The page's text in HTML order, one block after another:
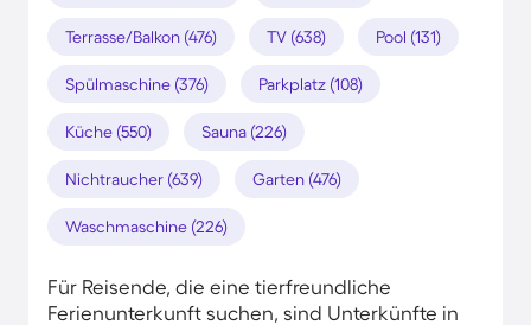
Terrasse/Balkon (476) TV (638) Pool (131)
Spülmaschine (376) Parkplatz (108)
Küche (550) Sauna (226)
Nichtraucher (639) Garten (476)
Waschmaschine (226)
Für Reisende, die eine tierfreundliche
Ferienunterkunft suchen, sind Unterkünfte in